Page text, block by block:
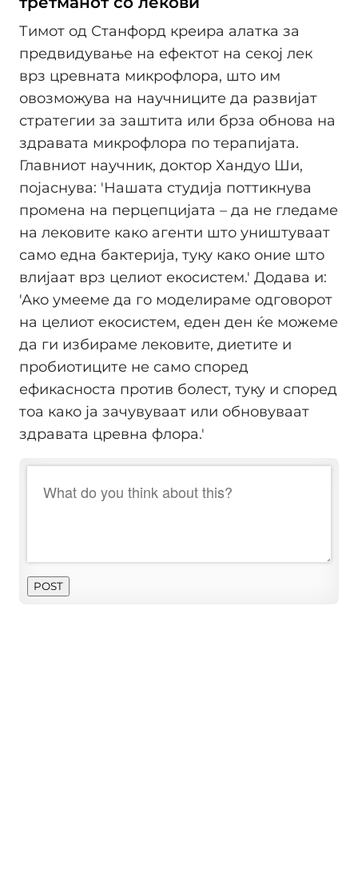
Тимот од Станфорд креира алатка за
предвидување на ефектот на секој лек
врз цревната микрофлора, што им
овозможува на научниците да развијат
стратегии за заштита или брза обнова на
здравата микрофлора по терапијата.
Главниот научник, доктор Хандуо Ши,
појаснува: 'Нашата студија поттикнува
промена на перцепцијата – да не гледаме
на лековите како агенти што уништуваат
само една бактерија, туку како оние што
влијаат врз целиот екосистем.' Додава и:
'Ако умееме да го моделираме одговорот
на целиот екосистем, еден ден ќе можеме
да ги избираме лековите, диетите и
пробиотиците не само според
ефикасноста против болест, туку и според
тоа како ја зачувуваат или обновуваат
здравата цревна флора.'
POST